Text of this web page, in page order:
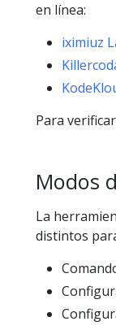
en línea:
iximiuz
Para
Modos
La
distintos